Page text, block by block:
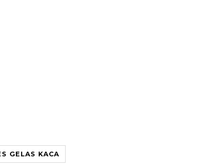
GELAS KACA